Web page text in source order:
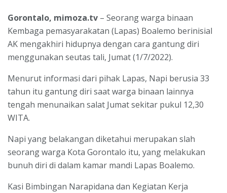
Gorontalo, mimoza.tv – Seorang warga binaan
Kembaga pemasyarakatan (Lapas) Boalemo berinisial
AK mengakhiri hidupnya dengan cara gantung diri
menggunakan seutas tali, Jumat (1/7/2022).
Menurut informasi dari pihak Lapas, Napi berusia 33
tahun itu gantung diri saat warga binaan lainnya
tengah menunaikan salat Jumat sekitar pukul 12,30
WITA.
Napi yang belakangan diketahui merupakan slah
seorang warga Kota Gorontalo itu, yang melakukan
bunuh diri di dalam kamar mandi Lapas Boalemo.
Kasi Bimbingan Narapidana dan Kegiatan Kerja